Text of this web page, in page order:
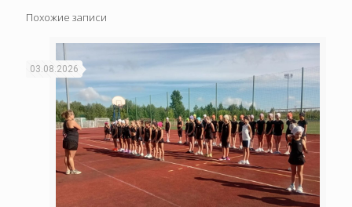
Похожие записи
03.08.2026